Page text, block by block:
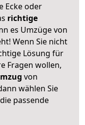
Ecke oder
richtige
es Umzüge von
Wenn Sie nicht
Lösung für
Fragen wollen,
von
wählen Sie
passende